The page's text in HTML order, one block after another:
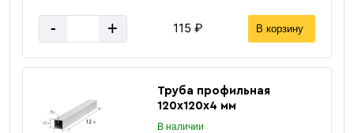
- + 115 ₽ В корзину
Труба профильная
120х120х4 мм
В наличии
Количество штук в 1 тонне ≈ 6 шт
Вес одной штуки (6 м) 164.85 кг